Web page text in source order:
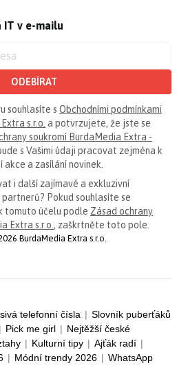
v e-mailu
ODEBÍRAT
souhlasíte s Obchodními podmínkami
s.r.o. a potvrzujete, že jste se
soukromí BurdaMedia Extra -
s Vašimi údaji pracovat zejména k
a zasílání novinek.
i další zajímavé a exkluzivní
Pokud souhlasíte se
tomuto účelu podle Zásad ochrany
Extra s.r.o. , zaškrtněte toto pole.
BurdaMedia Extra s.r.o.
telefonní čísla | Slovník puberťáků
| Pick me girl | Nejtěžší české
| Kulturní tipy | Ajťák radí |
| Módní trendy 2026 | WhatsApp